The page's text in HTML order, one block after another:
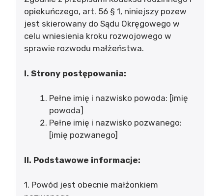
opiekuńczego, art. 56 § 1, niniejszy pozew
jest skierowany do Sądu Okręgowego w
celu wniesienia kroku rozwojowego w
sprawie rozwodu małżeństwa.
I. Strony postępowania:
Pełne imię i nazwisko powoda: [imię
powoda]
Pełne imię i nazwisko pozwanego:
[imię pozwanego]
II. Podstawowe informacje:
1. Powód jest obecnie małżonkiem